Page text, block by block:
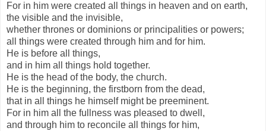
For in him were created all things in heaven and on earth,
the visible and the invisible,
whether thrones or dominions or principalities or powers;
all things were created through him and for him.
He is before all things,
and in him all things hold together.
He is the head of the body, the church.
He is the beginning, the firstborn from the dead,
that in all things he himself might be preeminent.
For in him all the fullness was pleased to dwell,
and through him to reconcile all things for him,